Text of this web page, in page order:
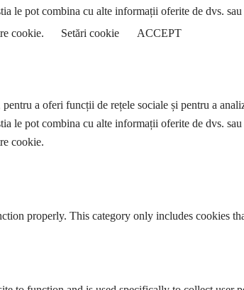
le pot combina cu alte informații oferite de dvs.
cookie.
Setări cookie ACCEPT
a oferi funcții de rețele sociale și pentru a
le pot combina cu alte informații oferite de dvs.
cookie.
properly. This category only includes cookies